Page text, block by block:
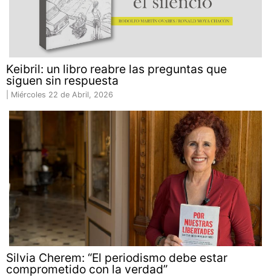
Keibril: un libro reabre las preguntas que
siguen sin respuesta
Miércoles 22 de Abril, 2026
Silvia Cherem: “El periodismo debe estar
comprometido con la verdad”